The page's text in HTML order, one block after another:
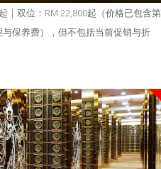
| 双位：RM 22,800起 （价格已包含第
保养费），但不包括当前促销与折